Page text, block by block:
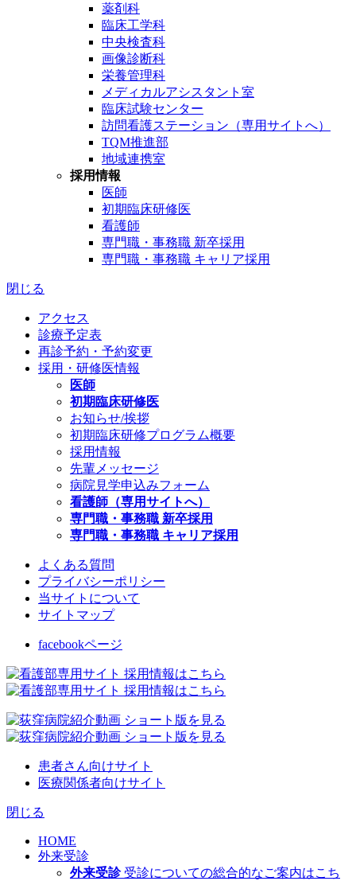
薬剤科
臨床工学科
中央検査科
画像診断科
栄養管理科
メディカルアシスタント室
臨床試験センター
訪問看護ステーション（専用サイトへ）
TQM推進部
地域連携室
採用情報
医師
初期臨床研修医
看護師
専門職・事務職 新卒採用
専門職・事務職 キャリア採用
閉じる
アクセス
診療予定表
再診予約・予約変更
採用・研修医情報
医師
初期臨床研修医
お知らせ/挨拶
初期臨床研修プログラム概要
採用情報
先輩メッセージ
病院見学申込みフォーム
看護師（専用サイトへ）
専門職・事務職 新卒採用
専門職・事務職 キャリア採用
よくある質問
プライバシーポリシー
当サイトについて
サイトマップ
facebookページ
患者さん向けサイト
医療関係者向けサイト
閉じる
HOME
外来受診
外来受診 受診についての総合的なご案内はこち